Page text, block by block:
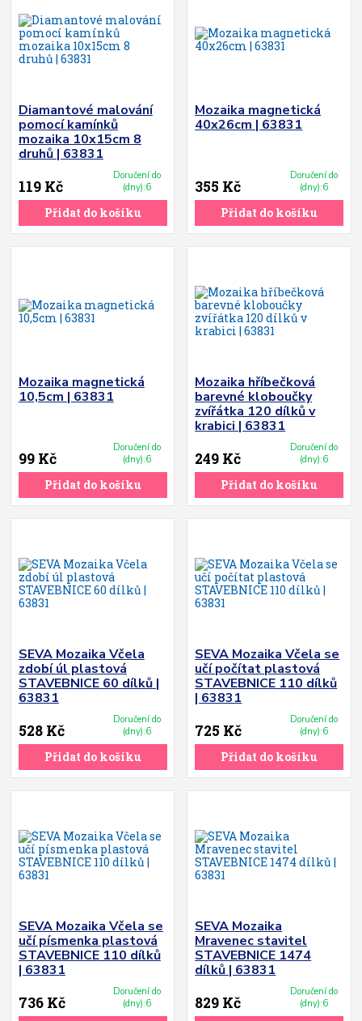
Diamantové malování
pomocí kamínků
mozaika 10x15cm 8
druhů | 63831
119 Kč
Doručení do
(dny):6
Přidat do košíku
Mozaika magnetická
40x26cm | 63831
355 Kč
Doručení do
(dny):6
Přidat do košíku
Mozaika magnetická
10,5cm | 63831
99 Kč
Doručení do
(dny):6
Přidat do košíku
Mozaika hříbečková
barevné kloboučky
zvířátka 120 dílků v
krabici | 63831
249 Kč
Doručení do
(dny):6
Přidat do košíku
SEVA Mozaika Včela
zdobí úl plastová
STAVEBNICE 60 dílků |
63831
528 Kč
Doručení do
(dny):6
Přidat do košíku
SEVA Mozaika Včela se
učí počítat plastová
STAVEBNICE 110 dílků
| 63831
725 Kč
Doručení do
(dny):6
Přidat do košíku
SEVA Mozaika Včela se
učí písmenka plastová
STAVEBNICE 110 dílků
| 63831
736 Kč
Doručení do
(dny):6
SEVA Mozaika
Mravenec stavitel
STAVEBNICE 1474
dílků | 63831
829 Kč
Doručení do
(dny):6